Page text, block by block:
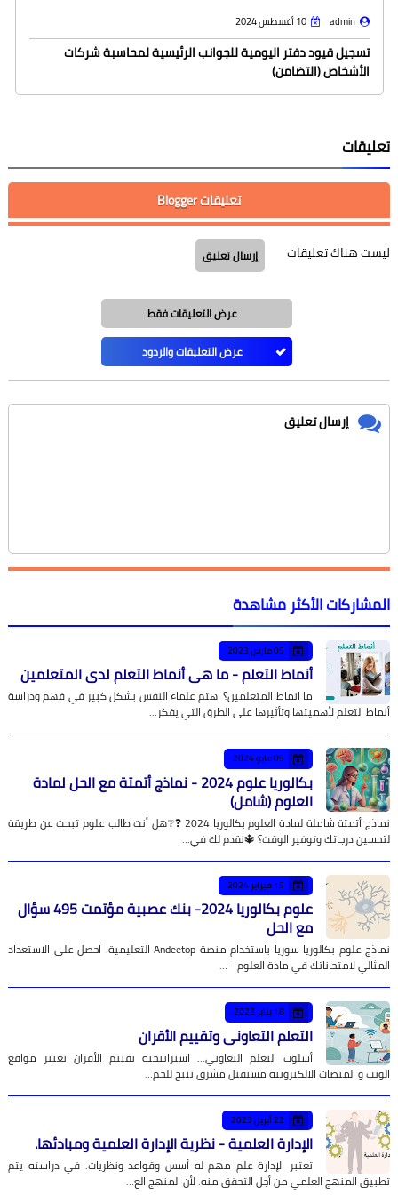
admin 10 أغسطس 2024
تسجيل قيود دفتر اليومية للجوانب الرئيسية لمحاسبة شركات
الأشخاص (التضامن)
تعليقات Blogger
هناك تعليقات إرسال تعليق
عرض التعليقات فقط
عرض التعليقات والردود
إرسال تعليق
الأكثر مشاهدة
05 مارس 2023
أنماط التعلم - ما هي أنماط التعلم لدى المتعلمين
ما انماط المتعلمين؟ اهتم علماء النفس بشكل كبير في فهم ودراسة
التعلم لأهميتها وتأثيرها على الطرق التي يفكر…
05 مايو 2024
بكالوريا علوم 2024 - نماذج أتمتة مع الحل لمادة
العلوم (شامل)
نماذج أتمتة شاملة لمادة العلوم بكالوريا 2024 ❓❔هل أنت طالب علوم تبحث عن طريقة
درجاتك وتوفير الوقت؟ 🔱نقدم لك في…
15 فبراير 2024
علوم بكالوريا 2024- بنك عصبية مؤتمت 495 سؤال
مع الحل
نماذج علوم بكالوريا سوريا باستخدام منصة Andeetop التعليمية. احصل على الاستعداد
لامتحاناتك في مادة العلوم - …
18 يناير 2023
التعلم التعاوني وتقييم الأقران
أسلوب التعلم التعاوني... استراتيجية تقييم الأقران تعتبر مواقع
و المنصات الالكترونية مستقبل مشرق يتيح للجم…
22 أبريل 2023
الإدارة العلمية - نظرية الإدارة العلمية ومبادئها.
تعتبر الإدارة علم مهم له أسس وقواعد ونظريات. في دراسته يتم
المنهج العلمي من أجل التحقق منه. لأن المنهج الع…